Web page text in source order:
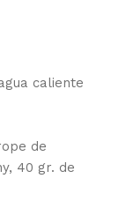
caliente
de
40 gr. de